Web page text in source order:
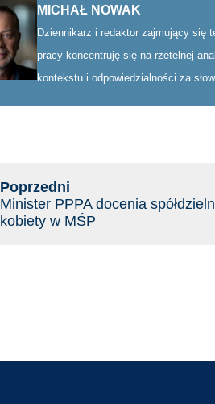
MICHAŁ NOWAK
Dziennikarz i redaktor zajmujący się
pracy koncentruję się na rzetelnej
kontekstu i odpowiedzialności za
Poprzedni
Minister PPPA docenia
kobiety w MŚP